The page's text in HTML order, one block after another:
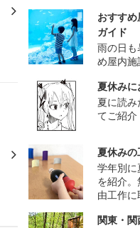
おすす
ガイド
雨の日も
め屋内
夏休み
夏に読
てご紹介
夏休み
学年別に
を紹介
由工作に
関東・